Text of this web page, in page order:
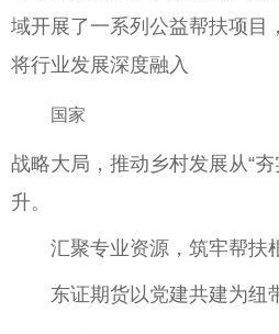
域开展了一系列公益帮扶项目
将行业发展深度融入
国家
战略大局，推动乡村发展从“夯
升。
汇聚专业资源，筑牢帮扶
东证期货以党建共建为纽